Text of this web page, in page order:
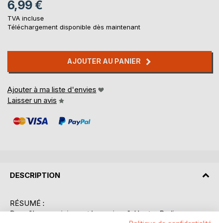
6,99 €
TVA incluse
Téléchargement disponible dès maintenant
AJOUTER AU PANIER
Ajouter à ma liste d'envies
Laisser un avis
DESCRIPTION
RÉSUMÉ :
Dans "Les musiciens et la musique", Hector Berlioz nous